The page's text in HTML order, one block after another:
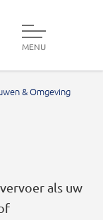
MENU
& Omgeving
als uw